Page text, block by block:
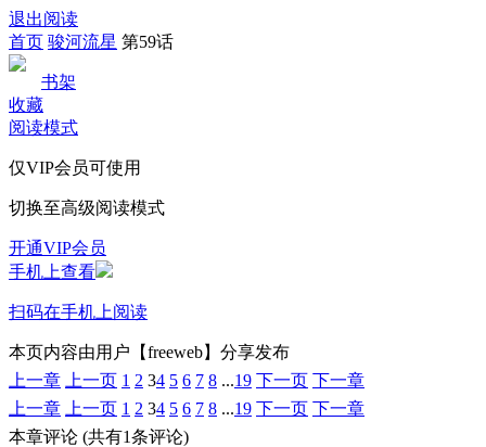
退出阅读
首页 骏河流星 第59话
书架
收藏
阅读模式
仅VIP会员可使用
切换至高级阅读模式
开通VIP会员
手机上查看
扫码在手机上阅读
本页内容由用户【freeweb】分享发布
上一章
上一页 1 2 34 5 6 7 8 ...19 下一页 下一章
上一章
上一页 1 2 34 5 6 7 8 ...19 下一页 下一章
本章评论 (共有1条评论)